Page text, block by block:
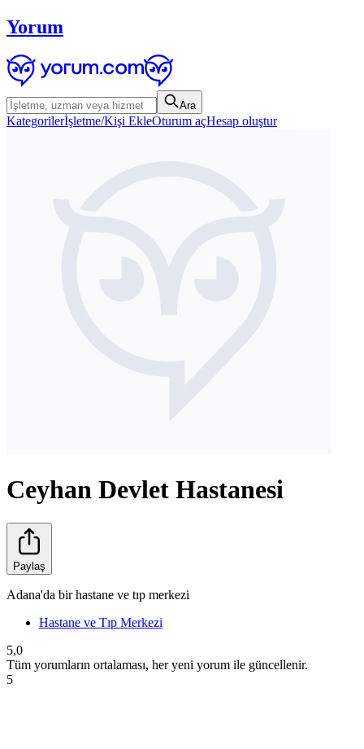
Yorum
Ara
Kategorilerİşletme/Kişi EkleOturum açHesap oluştur
Ceyhan Devlet Hastanesi
Paylaş
Adana'da bir hastane ve tıp merkezi
Hastane ve Tıp Merkezi
5,0
Tüm yorumların ortalaması, her yeni yorum ile güncellenir.
5